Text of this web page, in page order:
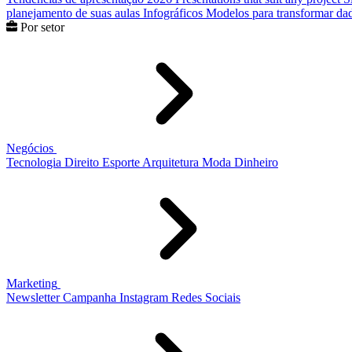
planejamento de suas aulas Infográficos Modelos para transformar
Por setor
Negócios
Tecnologia Direito Esporte Arquitetura Moda Dinheiro
Marketing
Newsletter Campanha Instagram Redes Sociais